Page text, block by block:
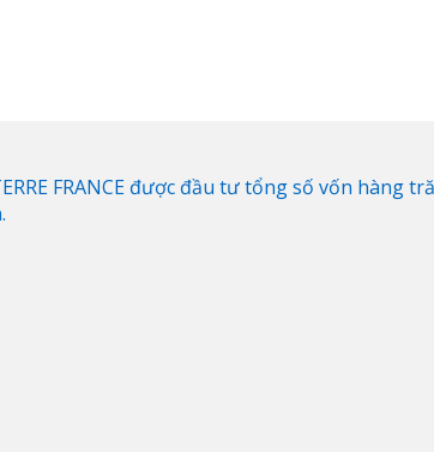
FRANCE được đầu tư tổng số vốn hàng